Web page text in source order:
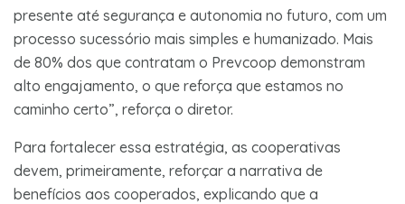
presente até segurança e autonomia no futuro, com um
processo sucessório mais simples e humanizado. Mais
de 80% dos que contratam o Prevcoop demonstram
alto engajamento, o que reforça que estamos no
caminho certo”, reforça o diretor.
Para fortalecer essa estratégia, as cooperativas
devem, primeiramente, reforçar a narrativa de
benefícios aos cooperados, explicando que a